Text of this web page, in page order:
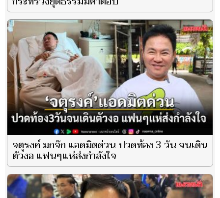
จตุรงค์ มกจ๊ก แอดมิตด่วน ปวดท้อง 3 วัน จนเดิน
ตัวงอ แฟนๆแห่ส่งกำลังใจ